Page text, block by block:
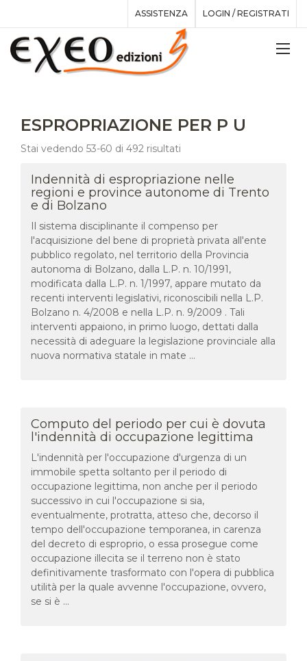
ASSISTENZA LOGIN / REGISTRATI
ESPROPRIAZIONE PER P U
Stai vedendo 53-60 di 492 risultati
Indennità di espropriazione nelle
regioni e province autonome di Trento
e di Bolzano
Il sistema disciplinante il compenso per
l'acquisizione del bene di proprietà privata all'ente
pubblico regolato, nel territorio della Provincia
autonoma di Bolzano, dalla L.P. n. 10/1991,
modificata dalla L.P. n. 1/1997, appare mutato da
recenti interventi legislativi, riconoscibili nella L.P.
Bolzano n. 4/2008 e nella L.P. n. 9/2009 . Tali
interventi appaiono, in primo luogo, dettati dalla
necessità di adeguare la legislazione provinciale alla
nuova normativa statale in mate ...
Computo del periodo per cui è dovuta
l'indennità di occupazione legittima
L'indennità per l'occupazione d'urgenza di un
immobile spetta soltanto per il periodo di
occupazione legittima, non anche per il periodo
successivo in cui l'occupazione si sia,
eventualmente, protratta, atteso che, decorso il
tempo dell'occupazione temporanea, in carenza
del decreto di esproprio, o essa prosegue come
occupazione illecita se il terreno non è stato
definitivamente trasformato con l'opera di pubblica
utilità per la quale avvenne l'occupazione, ovvero,
se si è ...